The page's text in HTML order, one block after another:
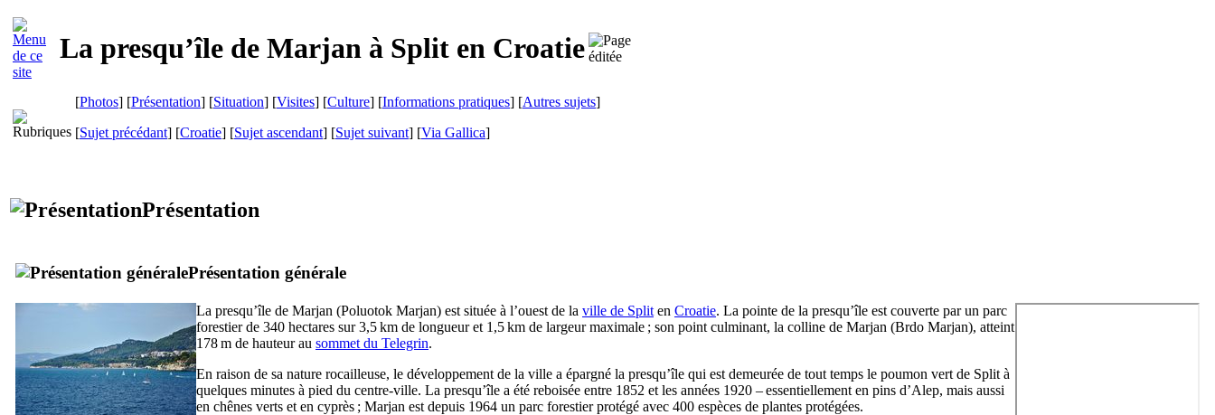
La presqu’île de Marjan à Split en Croatie
[Photos] [Présentation] [Situation] [Visites] [Culture] [Informations pratiques] [Autres sujets]
[Sujet précédant] [Croatie] [Sujet ascendant] [Sujet suivant] [Via Gallica]
Présentation
Présentation générale
La presqu’île de Marjan (Poluotok Marjan) est située à l’ouest de la ville de Split en Croatie. La pointe de la presqu’île est couverte par un parc
forestier de 340 hectares sur 3,5 km de longueur et 1,5 km de largeur maximale ; son point culminant, la colline de Marjan (Brdo Marjan), atteint
178 m de hauteur au sommet du Telegrin.
En raison de sa nature rocailleuse, le développement de la ville a épargné la presqu’île qui est demeurée de tout temps le poumon vert de Split à
quelques minutes à pied du centre-ville. La presqu’île a été reboisée entre 1852 et les années 1920 – essentiellement en pins d’Alep, mais aussi
en chênes verts et en cyprès ; Marjan est depuis 1964 un parc forestier protégé avec 400 espèces de plantes protégées.